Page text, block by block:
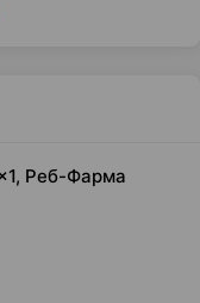
Реб-Фарма